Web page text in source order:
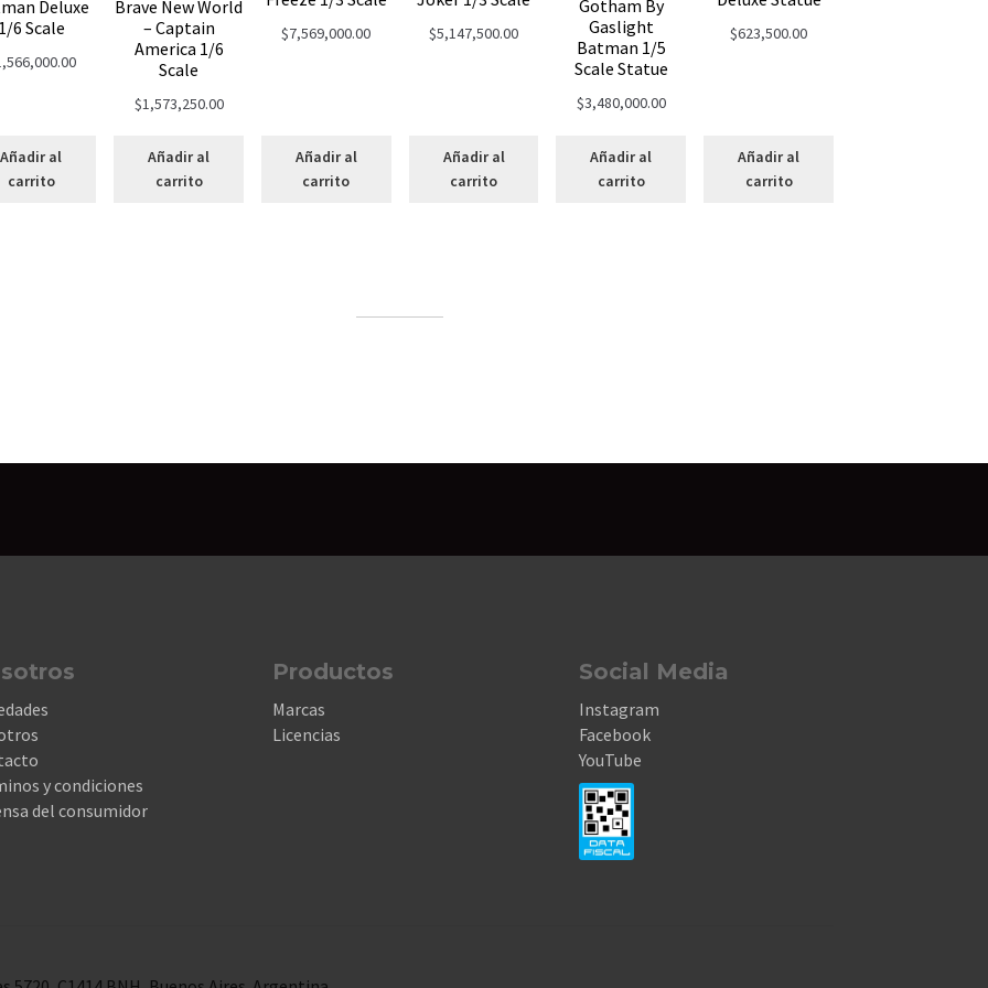
Deluxe
6 Scale
Añadir al
carrito
Brave New World
– Captain
America 1/6
Scale
$1,573,250.00
Añadir al
carrito
$7,569,000.00
Añadir al
carrito
$5,147,500.00
Añadir al
carrito
Gotham By
Gaslight
Batman 1/5
Scale Statue
$3,480,000.00
Añadir al
carrito
$623,500.00
Añadir al
carrito
y condiciones
del consumidor
Productos
Marcas
Licencias
Social Media
Instagram
Facebook
YouTube